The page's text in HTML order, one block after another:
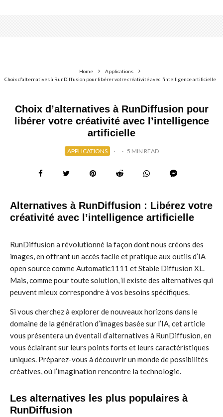
Home
Applications
Choix d’alternatives à RunDiffusion pour libérer votre créativité avec l’intelligence artificielle
Choix d’alternatives à RunDiffusion pour
libérer votre créativité avec l’intelligence
artificielle
APPLICATIONS · · 5 MIN READ
Alternatives à RunDiffusion : Libérez votre
créativité avec l’intelligence artificielle
RunDiffusion a révolutionné la façon dont nous créons des
images, en offrant un accès facile et pratique aux outils d’IA
open source comme Automatic1111 et Stable Diffusion XL.
Mais, comme pour toute solution, il existe des alternatives qui
peuvent mieux correspondre à vos besoins spécifiques.
Si vous cherchez à explorer de nouveaux horizons dans le
domaine de la génération d’images basée sur l’IA, cet article
vous présentera un éventail d’alternatives à RunDiffusion, en
vous éclairant sur leurs points forts et leurs caractéristiques
uniques. Préparez-vous à découvrir un monde de possibilités
créatives, où l’imagination rencontre la technologie.
Les alternatives les plus populaires à
RunDiffusion